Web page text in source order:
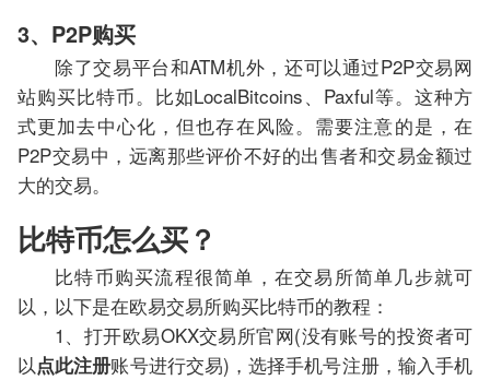
3、P2P购买
除了交易平台和ATM机外，还可以通过P2P交易网
站购买比特币。比如LocalBitcoins、Paxful等。这种方
式更加去中心化，但也存在风险。需要注意的是，在
P2P交易中，远离那些评价不好的出售者和交易金额过
大的交易。
比特币怎么买？
比特币购买流程很简单，在交易所简单几步就可
以，以下是在欧易交易所购买比特币的教程：
1、打开欧易OKX交易所官网(没有账号的投资者可
以点此注册账号进行交易)，选择手机号注册，输入手机